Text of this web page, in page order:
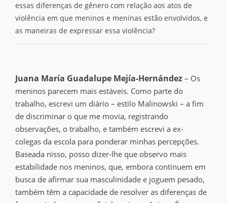
essas diferenças de gênero com relação aos atos de
violência em que meninos e meninas estão envolvidos, e
as maneiras de expressar essa violência?
Juana María Guadalupe Mejía-Hernández – Os
meninos parecem mais estáveis. Como parte do
trabalho, escrevi um diário – estilo Malinowski – a fim
de discriminar o que me movia, registrando
observações, o trabalho, e também escrevi a ex-
colegas da escola para ponderar minhas percepções.
Baseada nisso, posso dizer-lhe que observo mais
estabilidade nos meninos, que, embora continuem em
busca de afirmar sua masculinidade e joguem pesado,
também têm a capacidade de resolver as diferenças de